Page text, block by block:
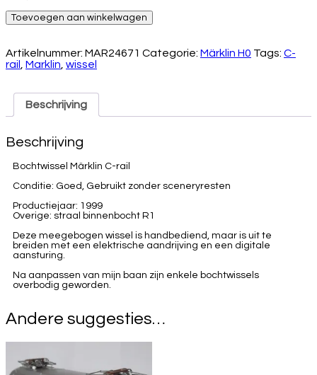
Märklin
bochtwissel
(24671)
aantal
Toevoegen aan winkelwagen
Artikelnummer: MAR24671 Categorie: Märklin H0 Tags: C-
rail
Marklin wissel
Beschrijving
Beschrijving
Bochtwissel Märklin C-rail
Conditie: Goed, Gebruikt zonder sceneryresten
Productiejaar: 1999
Overige: straal binnenbocht R1
Deze meegebogen wissel is handbediend, maar is uit te
breiden met een elektrische aandrijving en een digitale
aansturing.
Na aanpassen van mijn baan zijn enkele bochtwissels
overbodig geworden.
Andere suggesties…